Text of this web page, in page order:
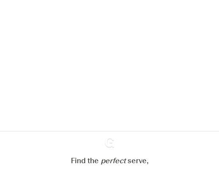
Ginventory
Find the perfectserve,